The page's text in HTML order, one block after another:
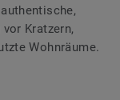
Kratzern,
Wohnräume.